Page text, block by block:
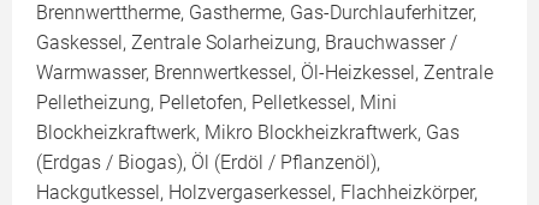
Brennwerttherme, Gastherme, Gas-Durchlauferhitzer,
Gaskessel, Zentrale Solarheizung, Brauchwasser /
Warmwasser, Brennwertkessel, Öl-Heizkessel, Zentrale
Pelletheizung, Pelletofen, Pelletkessel, Mini
Blockheizkraftwerk, Mikro Blockheizkraftwerk, Gas
(Erdgas / Biogas), Öl (Erdöl / Pflanzenöl),
Hackgutkessel, Holzvergaserkessel, Flachheizkörper,